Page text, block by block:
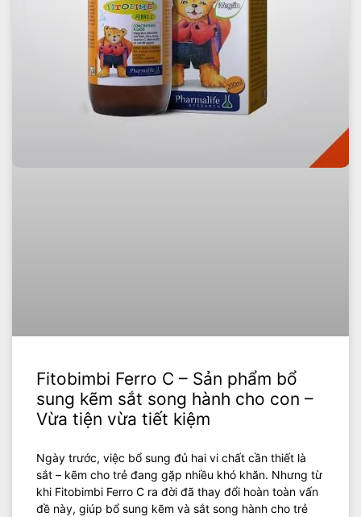
Fitobimbi Ferro C – Sản phẩm bổ
sung kẽm sắt song hành cho con –
Vừa tiện vừa tiết kiệm
Ngày trước, việc bổ sung đủ hai vi chất cần thiết là
sắt – kẽm cho trẻ đang gặp nhiều khó khăn. Nhưng từ
khi Fitobimbi Ferro C ra đời đã thay đổi hoàn toàn vấn
đề này, giúp bổ sung kẽm và sắt song hành cho trẻ